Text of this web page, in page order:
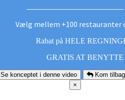
Vælg mellem +100 restauranter
Rabat på HELE
GRATIS AT BENYTTE
Se konceptet i denne video
Kom
×